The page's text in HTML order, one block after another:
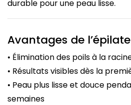
durable pour une peau lisse.
Avantages de
• Élimination des poils à la
• Résultats visibles dès la
• Peau plus lisse et douce
semaines